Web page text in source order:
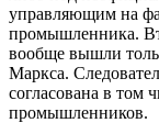
управляющим на
промышленника.
вообще вышли
Маркса.
согласована в том
промышленников.